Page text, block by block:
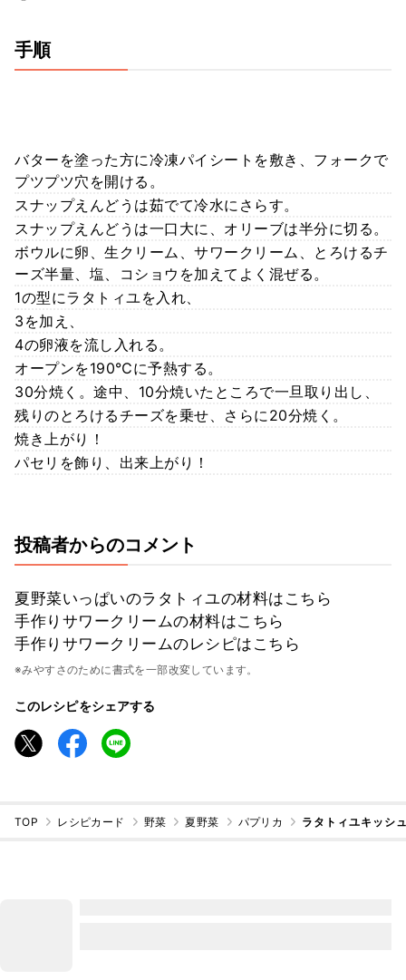
手順
バターを塗った方に冷凍パイシートを敷き、フォークで
プツプツ穴を開ける。
スナップえんどうは茹でて冷水にさらす。
スナップえんどうは一口大に、オリーブは半分に切る。
ボウルに卵、生クリーム、サワークリーム、とろけるチ
ーズ半量、塩、コショウを加えてよく混ぜる。
1の型にラタトィユを入れ、
3を加え、
4の卵液を流し入れる。
オープンを190℃に予熱する。
30分焼く。途中、10分焼いたところで一旦取り出し、
残りのとろけるチーズを乗せ、さらに20分焼く。
焼き上がり！
パセリを飾り、出来上がり！
投稿者からのコメント
夏野菜いっぱいのラタトィユの材料はこちら
手作りサワークリームの材料はこちら
手作りサワークリームのレシピはこちら
※みやすさのために書式を一部改変しています。
このレシピをシェアする
TOP レシピカード 野菜 夏野菜 パプリカ ラタトィユキッシ